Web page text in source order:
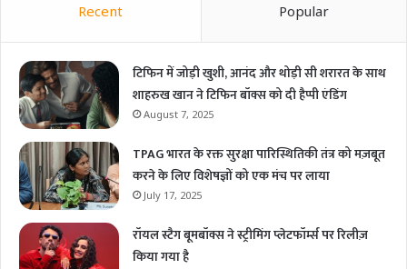
Recent Popular
टिफिन में जोड़ी खुशी, आनंद और थोड़ी सी शरारत के साथ
शाहरुख खान ने टिफिन बॉक्स को दी हैप्पी एंडिंग
August 7, 2025
TPAG भारत के रक्त सुरक्षा पारिस्थितिकी तंत्र को मज़बूत
करने के लिए विशेषज्ञों को एक मंच पर लाया
July 17, 2025
रॉयल स्टैग बूमबॉक्स ने स्ट्रीमिंग प्लेटफॉर्म्स पर रिलीज़
किया गया है